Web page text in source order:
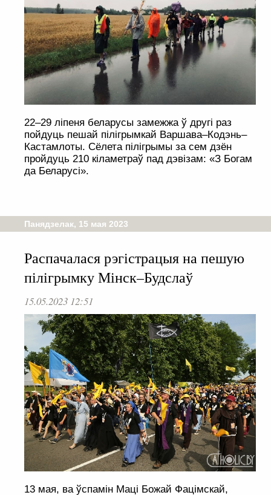
22–29 ліпеня беларусы замежжа ў другі раз
пойдуць пешай пілігрымкай Варшава–Кодэнь–
Кастамлоты. Сёлета пілігрымы за сем дзён
пройдуць 210 кіламетраў пад дэвізам: «З Богам
да Беларусі».
Панядзелак, 15 мая 2023
Распачалася рэгістрацыя на пешую
пілігрымку Мінск–Будслаў
15.05.2023 12:51
13 мая, ва ўспамін Маці Божай Фацімскай,